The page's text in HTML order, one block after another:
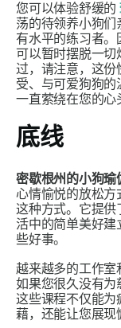
您可以体验舒缓的
荡的待领养小狗
有水平的练习者。
可以暂时摆脱一
过，请注意，这份
受、与可爱狗狗
一直萦绕在您的心
底线
密歇根州的小狗瑜
心情愉悦的放松
这种方式。它提供
活中的简单美好
些好事。
越来越多的工作室
如果您很久没有为
这些课程不仅能为
藉，还能让您展现